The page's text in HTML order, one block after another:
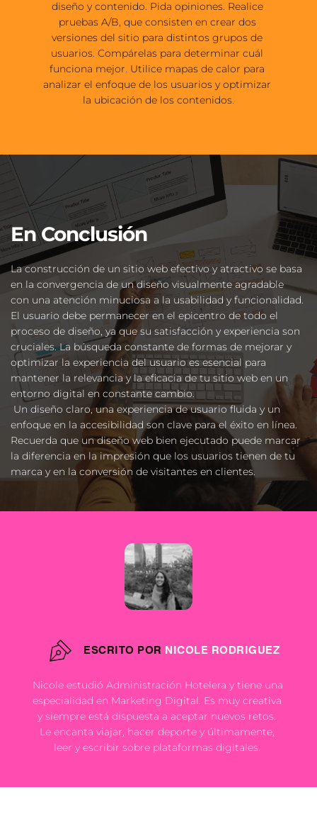
diseño y contenido. Pida opiniones. Realice
pruebas A/B, que consisten en crear dos
versiones del sitio para distintos grupos de
usuarios. Compárelas para determinar cuál
funciona mejor. Utilice mapas de calor para
analizar el enfoque de los usuarios y optimizar
la ubicación de los contenidos.
En Conclusión
La construcción de un sitio web efectivo y atractivo se basa
en la convergencia de un diseño visualmente agradable
con una atención minuciosa a la usabilidad y funcionalidad.
El usuario debe permanecer en el epicentro de todo el
proceso de diseño, ya que su satisfacción y experiencia son
cruciales. La búsqueda constante de formas de mejorar y
optimizar la experiencia del usuario es esencial para
mantener la relevancia y la eficacia de tu sitio web en un
entorno digital en constante cambio.
enfoque en la accesibilidad son clave para el éxito en línea.
Recuerda que un diseño web bien ejecutado puede marcar
la diferencia en la impresión que los usuarios tienen de tu
marca y en la conversión de visitantes en clientes.
ESCRITO POR NICOLE RODRIGUEZ
Nicole estudió Administración Hotelera y tiene una
especialidad en Marketing Digital. Es muy creativa
y siempre está dispuesta a aceptar nuevos retos.
Le encanta viajar, hacer deporte y últimamente,
leer y escribir sobre plataformas digitales.